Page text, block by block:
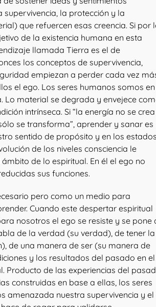
supervivencia, la protección y la
que refuercen esas creencia. Si por
de la existencia humana en esta
llamada Tierra es el de
los conceptos de supervivencia,
empiezan a perder cada vez
el ego. Los seres humanos somos en
Lo material se degrada y envejece
intrínseca. Si “la energía no se crea
se transforma”, aprender y sanar es
sentido de propósito y en los
de los niveles consciencia le
de lo espiritual. En él el ego no
sus funciones.
pero como un medio para
Cuando este despertar espiritual
nosotros el ego se resiste y se pone
de la verdad (su verdad), de tener la
de una manera de ser (su manera de
y los resultados del pasado en el
Producto de las experiencias del
construidas en base a ellas, los seres
amenazada nuestra supervivencia y el